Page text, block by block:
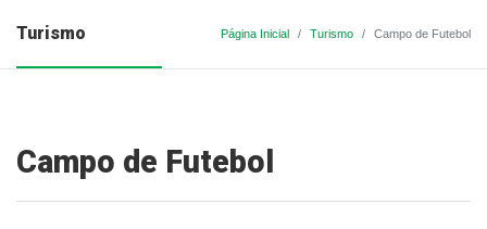
Turismo Página Inicial Turismo Campo de Futebol
Campo de Futebol